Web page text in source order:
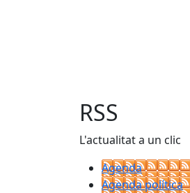
RSS
L'actualitat a un clic
Agenda
Agenda política